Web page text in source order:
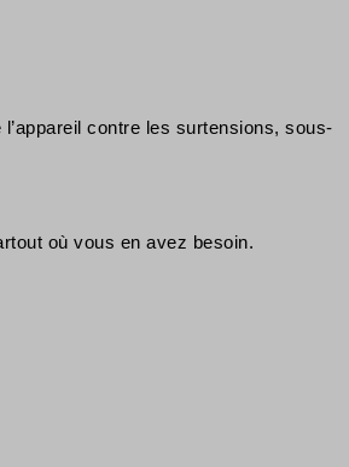
contre les surtensions, sous-
où vous en avez besoin.